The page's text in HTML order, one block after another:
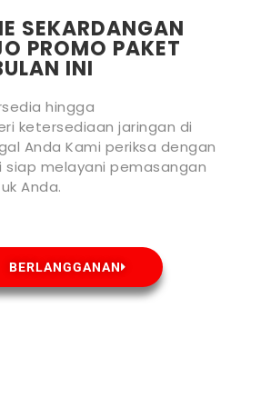
SEKARDANGAN
PROMO PAKET
INI
hingga
ketersediaan jaringan di
Anda Kami periksa dengan
siap melayani pemasangan
Anda.
BERLANGGANAN